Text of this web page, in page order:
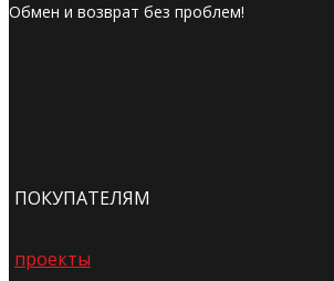
Обмен и возврат без проблем!
ПОКУПАТЕЛЯМ
проекты